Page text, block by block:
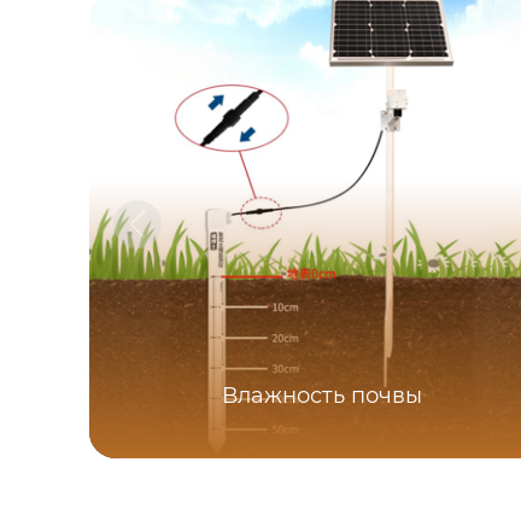
Влажность почвы